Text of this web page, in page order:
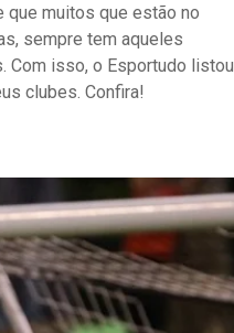
que muitos que estão no
sempre tem aqueles
Com isso, o Esportudo listou
clubes. Confira!